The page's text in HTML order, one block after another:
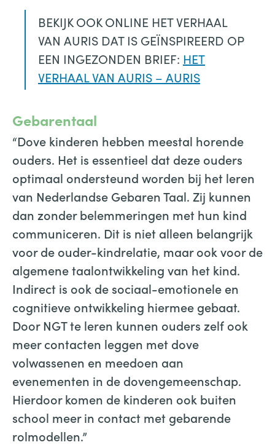
BEKIJK OOK ONLINE HET VERHAAL
VAN AURIS DAT IS GEÏNSPIREERD OP
EEN INGEZONDEN BRIEF: HET
VERHAAL VAN AURIS – AURIS
Gebarentaal
“Dove kinderen hebben meestal horende
ouders. Het is essentieel dat deze ouders
optimaal ondersteund worden bij het leren
van Nederlandse Gebaren Taal. Zij kunnen
dan zonder belemmeringen met hun kind
communiceren. Dit is niet alleen belangrijk
voor de ouder-kindrelatie, maar ook voor de
algemene taalontwikkeling van het kind.
Indirect is ook de sociaal-emotionele en
cognitieve ontwikkeling hiermee gebaat.
Door NGT te leren kunnen ouders zelf ook
meer contacten leggen met dove
volwassenen en meedoen aan
evenementen in de dovengemeenschap.
Hierdoor komen de kinderen ook buiten
school meer in contact met gebarende
rolmodellen.”